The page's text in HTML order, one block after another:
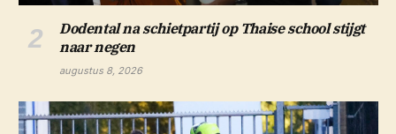
Dodental na schietpartij op Thaise school stijgt
naar negen
augustus 8, 2026